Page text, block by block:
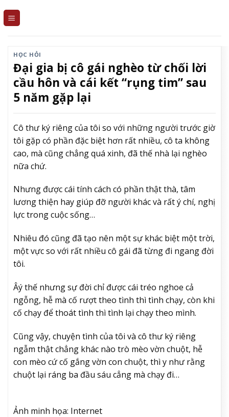
HỌC HỎI
Đại gia bị cô gái nghèo từ chối lời
cầu hôn và cái kết “rụng tim” sau
5 năm gặp lại
Cô thư ký riêng của tôi so với những người trước giờ
tôi gặp có phần đặc biệt hơn rất nhiều, cô ta không
cao, mà cũng chẳng quá xinh, đã thế nhà lại nghèo
nữa chứ.
Nhưng được cái tính cách có phần thật thà, tâm
lương thiện hay giúp đỡ người khác và rất ý chí, nghị
lực trong cuộc sống…
Nhiêu đó cũng đã tạo nên một sự khác biệt một trời,
một vực so với rất nhiều cô gái đã từng đi ngang đời
tôi.
Âý thế nhưng sự đời chỉ được cái tréo nghoe cả
ngỗng, hễ mà cố rượt theo tình thì tình chạy, còn khi
cố chạy để thoát tình thì tình lại chạy theo mình.
Cũng vậy, chuyện tình của tôi và cô thư ký riêng
ngẫm thật chẳng khác nào trò mèo vờn chuột, hễ
con mèo cứ cố gắng vờn con chuột, thì y như rằng
chuột lại ráng ba đầu sáu cẳng mà chạy đi…
Ảnh minh họa: Internet